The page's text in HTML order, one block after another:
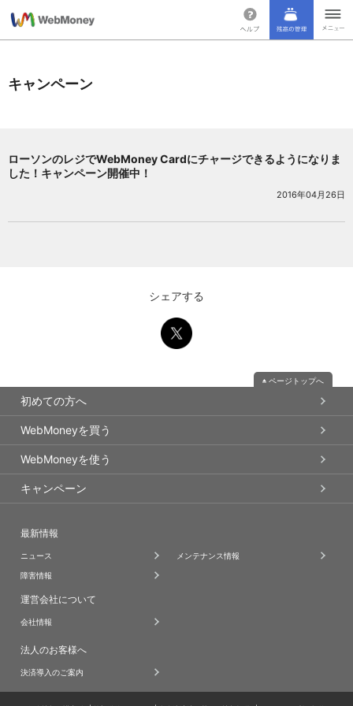
キャンペーン
ローソンのレジでWebMoney Cardにチャージできるようになりま
した！キャンペーン開催中！
2016年04月26日
シェアする
ページトップへ
初めての方へ
WebMoneyを買う
WebMoneyを使う
キャンペーン
最新情報
ニュース メンテナンス情報
障害情報
運営会社について
会社情報
法人のお客様へ
決済導入のご案内